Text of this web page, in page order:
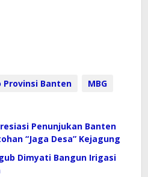
Provinsi Banten MBG
Penunjukan Banten
“Jaga Desa” Kejagung
Dimyati Bangun Irigasi